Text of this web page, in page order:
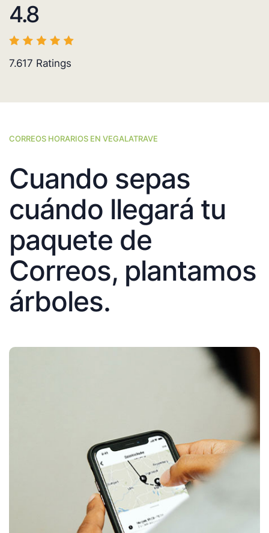
4.8
7.617 Ratings
CORREOS HORARIOS EN VEGALATRAVE
Cuando sepas
cuándo llegará tu
paquete de
Correos, plantamos
árboles.